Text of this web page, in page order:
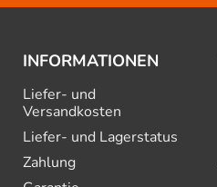
INFORMATIONEN
Liefer- und
Versandkosten
Liefer- und Lagerstatus
Zahlung